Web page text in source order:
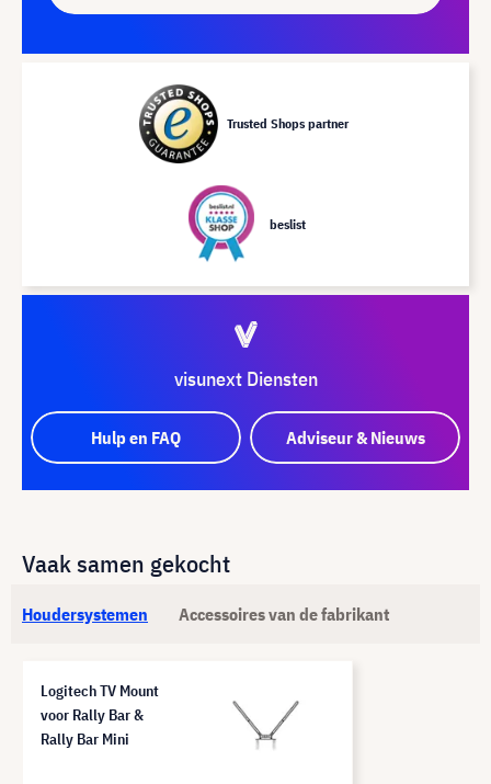
Trusted Shops partner
beslist
visunext Diensten
Hulp en FAQ Adviseur & Nieuws
Vaak samen gekocht
Houdersystemen Accessoires van de fabrikant
Logitech TV Mount
voor Rally Bar &
Rally Bar Mini